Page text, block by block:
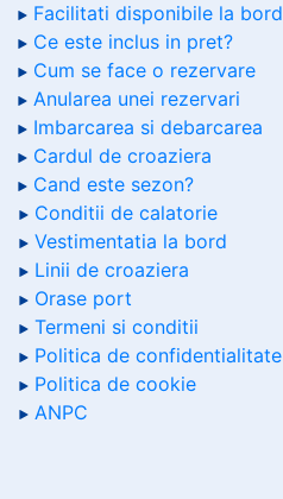
Facilitati disponibile la bord
Ce este inclus in pret?
Cum se face o rezervare
Anularea unei rezervari
Imbarcarea si debarcarea
Cardul de croaziera
Cand este sezon?
Conditii de calatorie
Vestimentatia la bord
Linii de croaziera
Orase port
Termeni si conditii
Politica de confidentialitate
Politica de cookie
ANPC